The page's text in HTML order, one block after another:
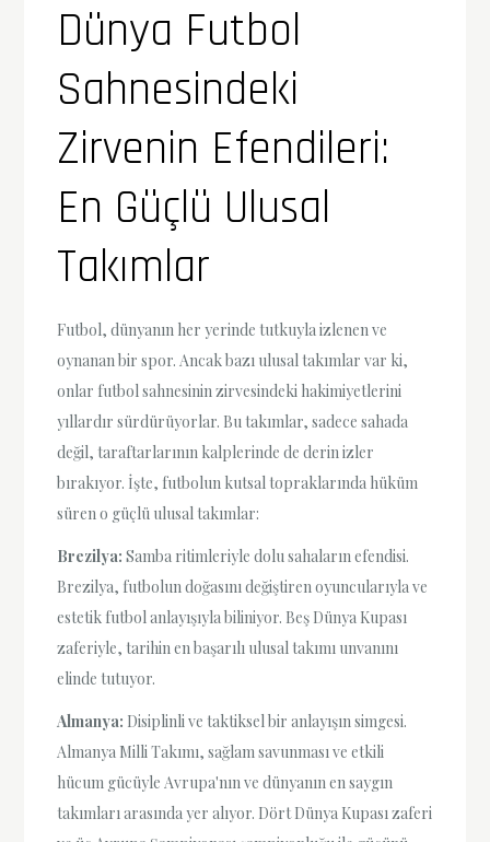
Dünya Futbol
Sahnesindeki
Zirvenin Efendileri:
En Güçlü Ulusal
Takımlar
Futbol, dünyanın her yerinde tutkuyla izlenen ve
oynanan bir spor. Ancak bazı ulusal takımlar var ki,
onlar futbol sahnesinin zirvesindeki hakimiyetlerini
yıllardır sürdürüyorlar. Bu takımlar, sadece sahada
değil, taraftarlarının kalplerinde de derin izler
bırakıyor. İşte, futbolun kutsal topraklarında hüküm
süren o güçlü ulusal takımlar:
Brezilya: Samba ritimleriyle dolu sahaların efendisi.
Brezilya, futbolun doğasını değiştiren oyuncularıyla ve
estetik futbol anlayışıyla biliniyor. Beş Dünya Kupası
zaferiyle, tarihin en başarılı ulusal takımı unvanını
elinde tutuyor.
Almanya: Disiplinli ve taktiksel bir anlayışın simgesi.
Almanya Milli Takımı, sağlam savunması ve etkili
hücum gücüyle Avrupa'nın ve dünyanın en saygın
takımları arasında yer alıyor. Dört Dünya Kupası zaferi